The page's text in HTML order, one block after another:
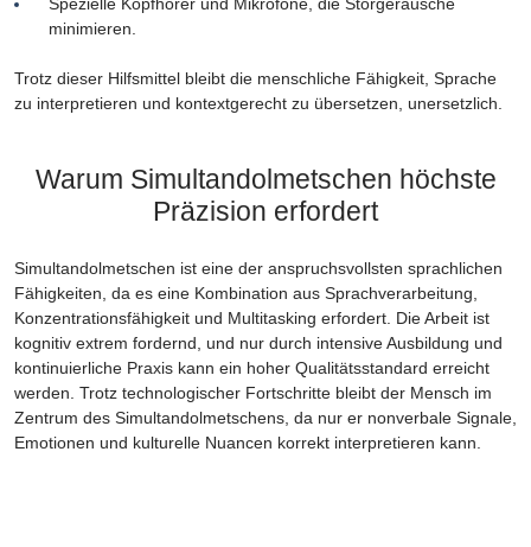
minimieren.
Trotz dieser Hilfsmittel bleibt die menschliche Fähigkeit, Sprache
zu interpretieren und kontextgerecht zu übersetzen, unersetzlich.
Warum Simultandolmetschen höchste
Präzision erfordert
Simultandolmetschen ist eine der anspruchsvollsten sprachlichen
Fähigkeiten, da es eine Kombination aus Sprachverarbeitung,
Konzentrationsfähigkeit und Multitasking erfordert. Die Arbeit ist
kognitiv extrem fordernd, und nur durch intensive Ausbildung und
kontinuierliche Praxis kann ein hoher Qualitätsstandard erreicht
werden. Trotz technologischer Fortschritte bleibt der Mensch im
Zentrum des Simultandolmetschens, da nur er nonverbale Signale,
Emotionen und kulturelle Nuancen korrekt interpretieren kann.